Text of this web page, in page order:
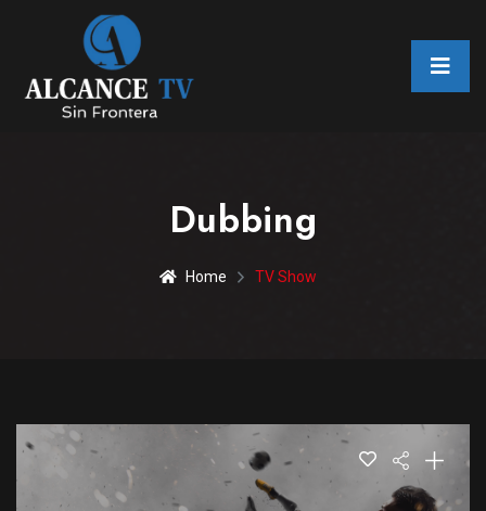
Dubbing
Home TV Show